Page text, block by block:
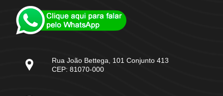
Rua João Bettega, 101 Conjunto 413
CEP: 81070-000